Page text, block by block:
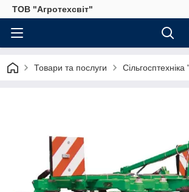
ТОВ "Агротехсвіт"
Товари та послуги